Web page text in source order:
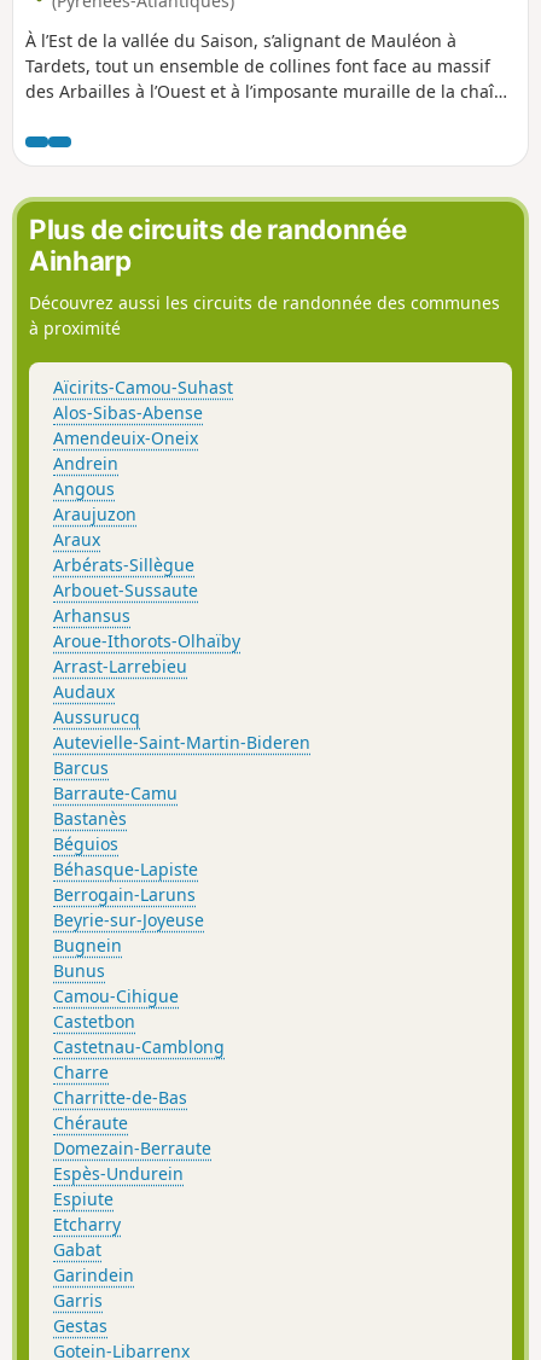
en bois.
À l’Est de la vallée du Saison, s’alignant de Mauléon à
Tardets, tout un ensemble de collines font face au massif
des Arbailles à l’Ouest et à l’imposante muraille de la chaîne
d’Erretzü marque le point extrême de cet alignement. Cette
position lui confère un panorama imprenable sur les
montagnes du Béarn et de la Haute-Soule. L’itinéraire est
très varié. Il évolue d’abord en sous-bois le long d’un très
joli ruisseau puis à découvert dans les fougeraies
parsemées de chênes têtards. Comme les fougères qui le
recouvrent, le sommet change de couleur au fil des saisons
jusqu’à se draper d’un rouge flamboyant à l’automne.
Plus de circuits de randonnée
Ainharp
Découvrez aussi les circuits de randonnée des communes
à proximité
Aïcirits-Camou-Suhast
Alos-Sibas-Abense
Amendeuix-Oneix
Andrein
Angous
Araujuzon
Araux
Arbérats-Sillègue
Arbouet-Sussaute
Arhansus
Aroue-Ithorots-Olhaïby
Arrast-Larrebieu
Audaux
Aussurucq
Autevielle-Saint-Martin-Bideren
Barcus
Barraute-Camu
Bastanès
Béguios
Béhasque-Lapiste
Berrogain-Laruns
Beyrie-sur-Joyeuse
Bugnein
Bunus
Camou-Cihigue
Castetbon
Castetnau-Camblong
Charre
Charritte-de-Bas
Chéraute
Domezain-Berraute
Espès-Undurein
Espiute
Etcharry
Gabat
Garindein
Garris
Gestas
Gotein-Libarrenx